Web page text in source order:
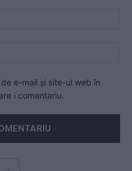
e-mail și site-ul web în
i comentariu.